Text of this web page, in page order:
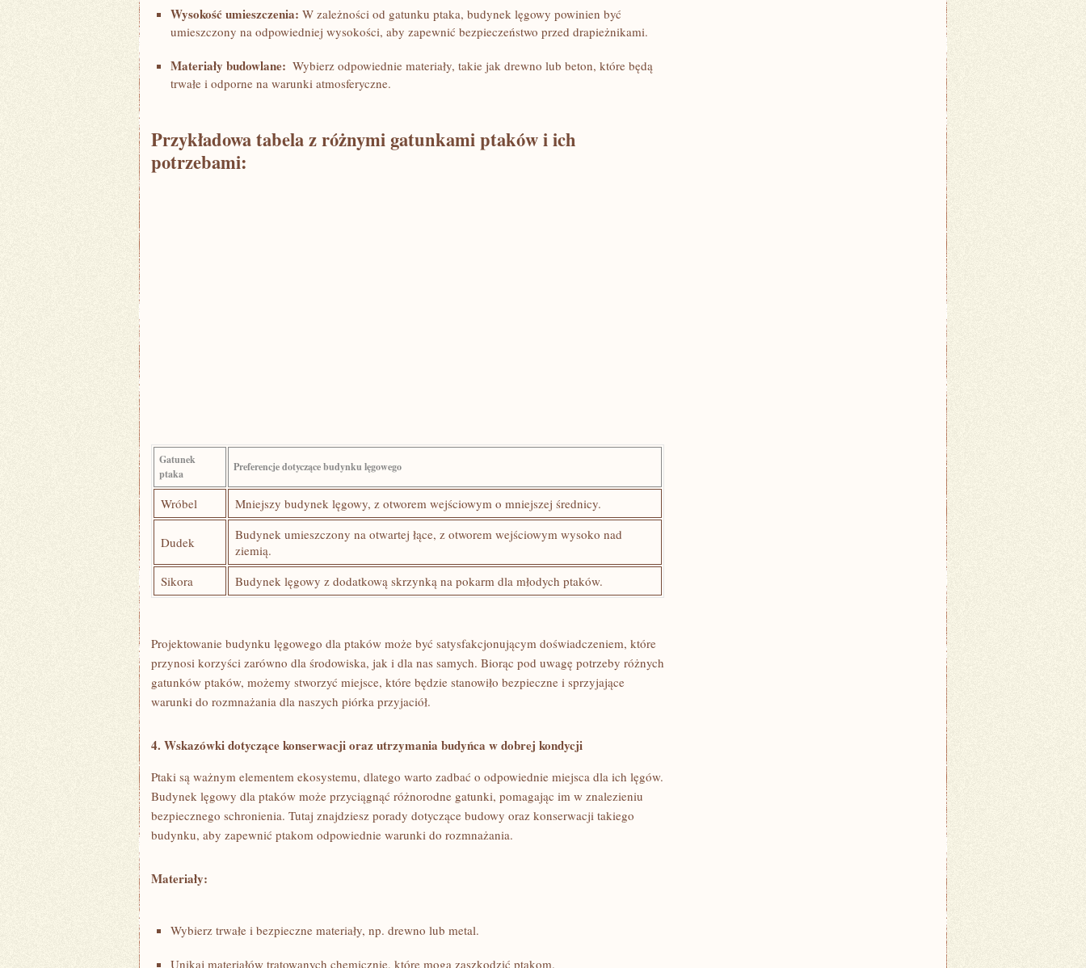
Wysokość umieszczenia: W zależności od gatunku ptaka, ‍budynek lęgowy powinien być
umieszczony na odpowiedniej wysokości,‌ aby zapewnić bezpieczeństwo przed drapieżnikami.
Materiały budowlane: ⁣ Wybierz odpowiednie materiały, takie jak⁣ drewno lub beton, które będą⁤
trwałe i odporne na warunki atmosferyczne.
Przykładowa tabela z różnymi​ gatunkami ptaków i ich
potrzebami:
Gatunek
ptaka
Preferencje dotyczące budynku lęgowego
Wróbel Mniejszy budynek ⁤lęgowy, z otworem ‌wejściowym o mniejszej średnicy.
Dudek
Budynek⁣ umieszczony na otwartej łące, z otworem wejściowym wysoko nad
ziemią.
Sikora
Budynek lęgowy z dodatkową skrzynką na pokarm dla‌ młodych⁤ ptaków.
Projektowanie budynku lęgowego dla​ ptaków może być satysfakcjonującym doświadczeniem, ⁢które
przynosi korzyści zarówno‌ dla środowiska, jak i dla nas samych. Biorąc pod uwagę potrzeby ⁤różnych
gatunków ptaków, możemy stworzyć miejsce, które⁤ będzie stanowiło bezpieczne i sprzyjające
warunki do rozmnażania dla naszych piórka przyjaciół.
4. ‍Wskazówki dotyczące konserwacji ⁤oraz utrzymania⁢ budyńca w‌ dobrej kondycji
Ptaki są ważnym⁤ elementem ekosystemu, dlatego warto zadbać o odpowiednie miejsca‍ dla ‍ich​ lęgów.
Budynek lęgowy dla ptaków może przyciągnąć różnorodne⁢ gatunki, pomagając im w znalezieniu
bezpiecznego schronienia. Tutaj znajdziesz porady dotyczące⁢ budowy‌ oraz konserwacji takiego
budynku, aby zapewnić ptakom odpowiednie warunki do rozmnażania.
Materiały:
Wybierz trwałe i ⁣bezpieczne materiały, np. drewno lub metal.
Unikaj materiałów tratowanych chemicznie, które mogą zaszkodzić ptakom.